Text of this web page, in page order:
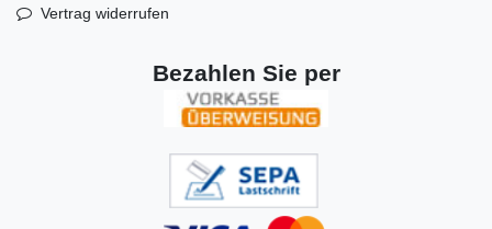
Vertrag widerrufen
Bezahlen Sie per